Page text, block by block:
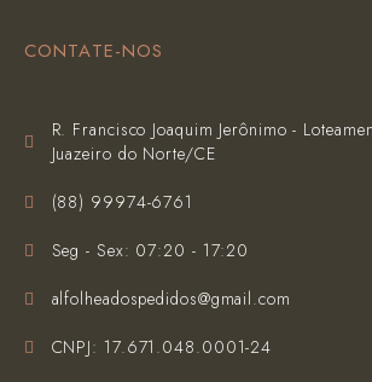
CONTATE-NOS
R. Francisco Joaquim Jerônimo -
Juazeiro do Norte/CE
(‪88) 99974-6761‬
Seg - Sex: 07:20 - 17:20
alfolheadospedidos@gmail.com
CNPJ: 17.671.048.0001-24